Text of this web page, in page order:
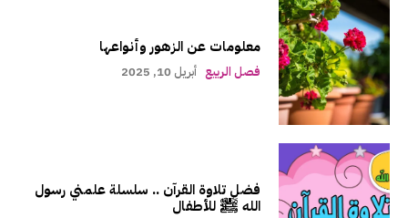
معلومات عن الزهور وأنواعها
فصل الربيع أبريل 10, 2025
فضل تلاوة القرآن .. سلسلة علمني رسول
الله ﷺ للأطفال